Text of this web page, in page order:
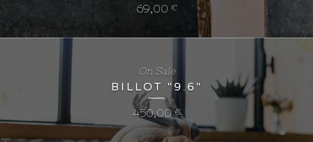
69,00 €
BILLOT "9.6"
450,00€
On Sale